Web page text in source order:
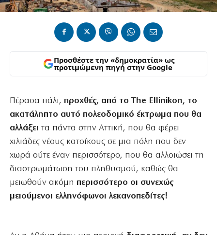
Προσθέστε την «δημοκρατία» ως
προτιμώμενη πηγή στην Google
Πέρασα πάλι, προχθές, από το The Ellinikon, το
ακατάληπτο αυτό πολεοδομικό έκτρωμα που θα
αλλάξει τα πάντα στην Αττική, που θα φέρει
χιλιάδες νέους κατοίκους σε μια πόλη που δεν
χωρά ούτε έναν περισσότερο, που θα αλλοιώσει τη
διαστρωμάτωση του πληθυσμού, καθώς θα
μειωθούν ακόμη περισσότερο οι συνεχώς
μειούμενοι ελληνόφωνοι λεκανοπεδίτες!